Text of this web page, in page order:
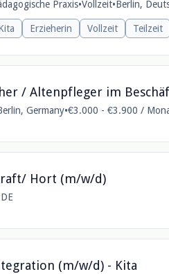
Praxis•Vollzeit•Berlin,
Erzieherin Vollzeit Teilzeit
/ Altenpfleger im
Germany•€3.000 - €3.900 /
Hort (m/w/d)
(m/w/d) - Kita